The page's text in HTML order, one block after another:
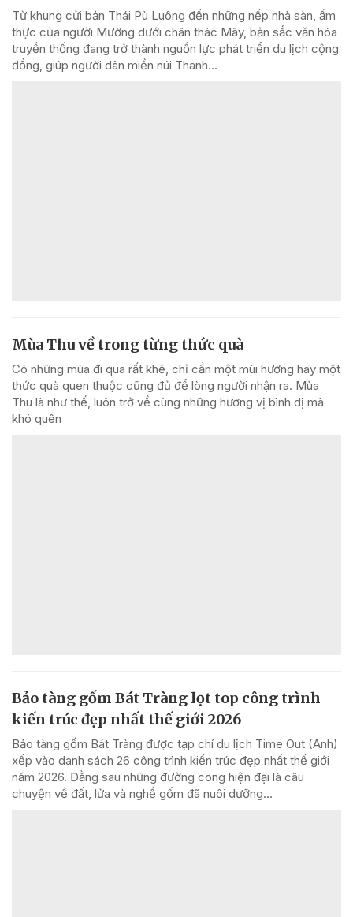
Từ khung cửi bản Thái Pù Luông đến những nếp nhà sàn, ẩm
thực của người Mường dưới chân thác Mây, bản sắc văn hóa
truyền thống đang trở thành nguồn lực phát triển du lịch cộng
đồng, giúp người dân miền núi Thanh...
Mùa Thu về trong từng thức quà
Có những mùa đi qua rất khẽ, chỉ cần một mùi hương hay một
thức quà quen thuộc cũng đủ để lòng người nhận ra. Mùa
Thu là như thế, luôn trở về cùng những hương vị bình dị mà
khó quên
Bảo tàng gốm Bát Tràng lọt top công trình
kiến trúc đẹp nhất thế giới 2026
Bảo tàng gốm Bát Tràng được tạp chí du lịch Time Out (Anh)
xếp vào danh sách 26 công trình kiến trúc đẹp nhất thế giới
năm 2026. Đằng sau những đường cong hiện đại là câu
chuyện về đất, lửa và nghề gốm đã nuôi dưỡng...